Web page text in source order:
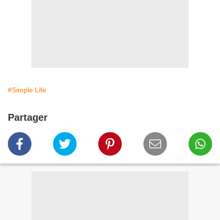
#Simple Life
Partager